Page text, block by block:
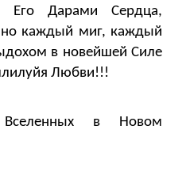
Его Дарами Сердца,
каждый миг, каждый
в новейшей Силе
Любви!!!
Вселенных в Новом